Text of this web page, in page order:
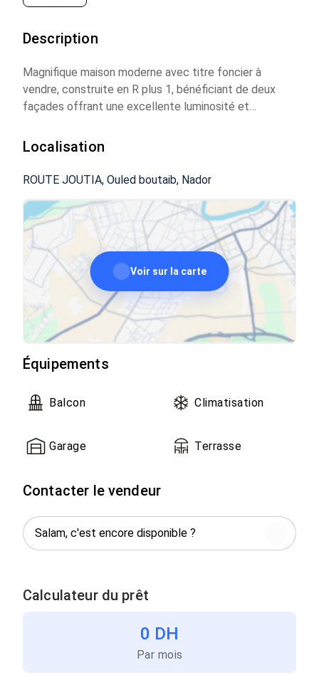
Description
Magnifique maison moderne avec titre foncier à
vendre, construite en R plus 1, bénéficiant de deux
façades offrant une excellente luminosité et
Grand garage
Cuisine entièrement équipée
Suite parentale avec dressing et salle de bain privée
3 salles de bain au total
Installation de climatisation
2 balcons
Finitions soignées et bon emplacement
Maison idéale pour une famille recherchant confort,
espace et tranquillité
Localisation
ROUTE JOUTIA, Ouled boutaib, Nador
Voir sur la carte
Équipements
Balcon Climatisation
Garage Terrasse
Contacter le vendeur
Calculateur du prêt
0 DH
Par mois